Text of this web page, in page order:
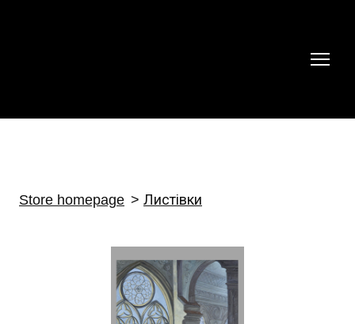
Store homepage Листівки